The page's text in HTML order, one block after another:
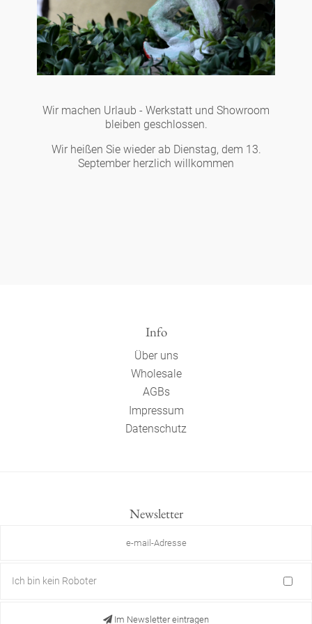
Wir machen Urlaub - Werkstatt und Showroom
bleiben geschlossen.
Wir heißen Sie wieder ab Dienstag, dem 13.
September herzlich willkommen
Info
Über uns
Wholesale
AGBs
Impressum
Datenschutz
Newsletter
Ich bin kein Roboter
Im Newsletter eintragen